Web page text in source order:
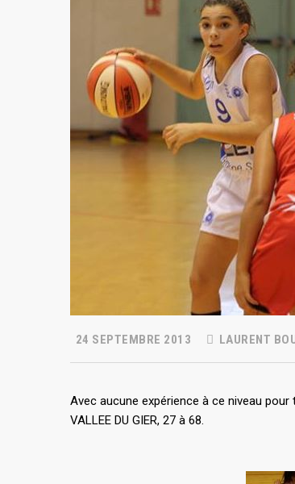
24 SEPTEMBRE 2013 LAURENT
Avec aucune expérience à ce niveau
VALLEE DU GIER, 27 à 68.